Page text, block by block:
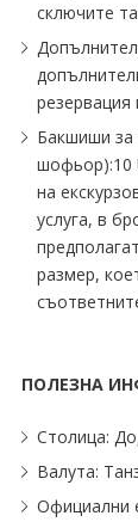
сключите
Бакшиши за
шофьор):10
на
услуга, в
размер,
ПОЛЕЗНА
Столица:
Валута:
Официални